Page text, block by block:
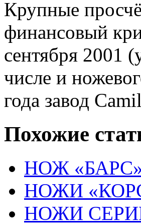
Крупные
финансовый
сентября 2001
числе и
года завод
Похожие
НОЖ
НОЖИ
НОЖИ